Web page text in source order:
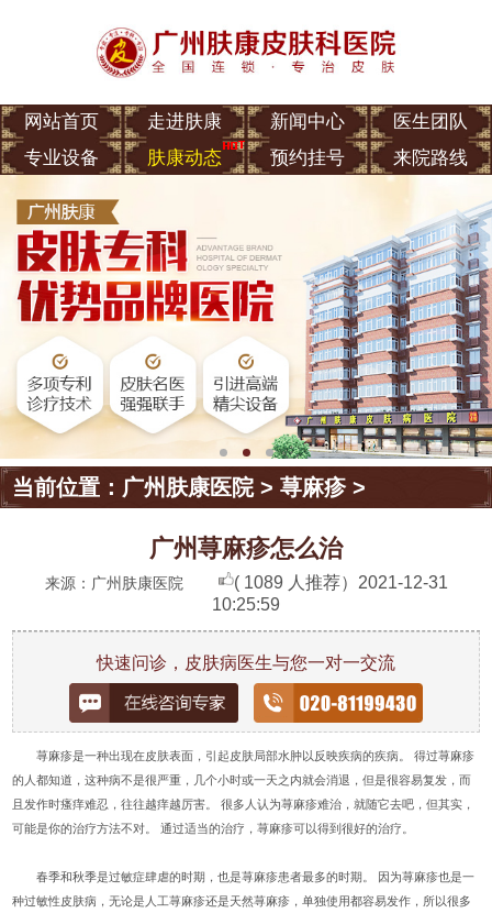
网站首页 走进肤康 新闻中心
医生团队
专业设备
肤康动态 预约挂号 来院路线
当前位置： 广州肤康医院>荨麻疹>
广州荨麻疹怎么治
来源：广州肤康医院 ( 1089 人推荐） 2021-12-31
10:25:59
快速问诊，皮肤病医生与您一对一交流
荨麻疹是一种出现在皮肤表面，引起皮肤局部水肿以反映疾病的疾病。 得过荨麻疹
的人都知道，这种病不是很严重，几个小时或一天之内就会消退，但是很容易复发，而
且发作时瘙痒难忍，往往越痒越厉害。 很多人认为荨麻疹难治，就随它去吧，但其实，
可能是你的治疗方法不对。 通过适当的治疗，荨麻疹可以得到很好的治疗。
春季和秋季是过敏症肆虐的时期，也是荨麻疹患者最多的时期。 因为荨麻疹也是一
种过敏性皮肤病，无论是人工荨麻疹还是天然荨麻疹，单独使用都容易发作，所以很多